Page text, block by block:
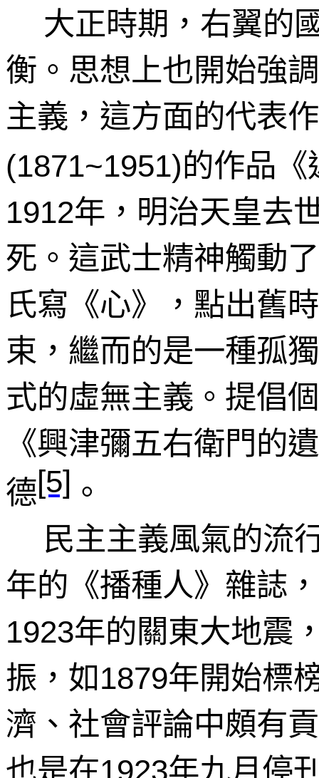
大正時期，右翼的
衡。思想上也開始強
主義，這方面的代表
(1871~1951)的作品《
1912年，明治天皇去
死。這武士精神觸動
氏寫《心》，點出舊
束，繼而的是一種孤
式的虛無主義。提倡
《興津彌五右衛門的
德[5] 。
民主主義風氣的流
年的《播種人》雜誌，
1923年的關東大地震
振，如1879年開始標
濟、社會評論中頗有
1923